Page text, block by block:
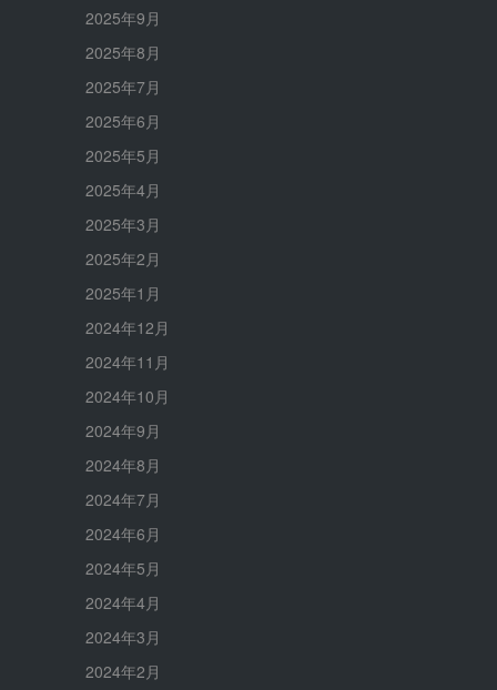
2025年9月
2025年8月
2025年7月
2025年6月
2025年5月
2025年4月
2025年3月
2025年2月
2025年1月
2024年12月
2024年11月
2024年10月
2024年9月
2024年8月
2024年7月
2024年6月
2024年5月
2024年4月
2024年3月
2024年2月